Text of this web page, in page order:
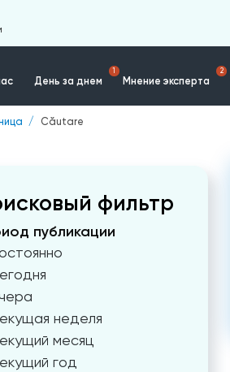
День за днем
1
Мнение эксперта
2
Căutare
фильтр
публикации
неделя
месяц
год